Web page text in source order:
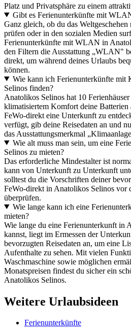
Platz und Privatsphäre zu einem
Gibt es Ferienunterkünfte mit
Ganz gleich, ob du das
prüfen oder in den sozialen Medien
Ferienunterkünfte mit WLAN in
den Filtern die Ausstattung „WLAN"
direkt, um während deines Urlaubs
können.
Wie kann ich Ferienunterkünfte mit
Selinos finden?
Anatolikos Selinos hat 10
klimatisiertem Komfort deine
FeWo-direkt eine Unterkunft zu
verfügt, gib deine Reisedaten an und
das Ausstattungsmerkmal
Wie alt muss man sein, um eine
Selinos zu mieten?
Das erforderliche Mindestalter ist
kann von Unterkunft zu Unterkunft
solltest du die Vorschriften deiner
FeWo-direkt in Anatolikos Selinos vor
überprüfen.
Wie lange kann ich eine
mieten?
Wie lange du eine Ferienunterkunft in
kannst, liegt im Ermessen der
bevorzugten Reisedaten an, um eine
Aufenthalte zu sehen. Mit vielen
Waschmaschine sowie möglichen
Monatspreisen findest du sicher ein
Anatolikos Selinos.
Weitere Urlaubsideen
Ferienunterkünfte